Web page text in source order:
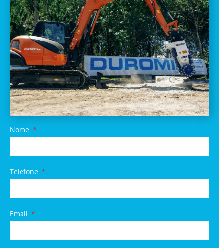
Nome
Telefone
Email